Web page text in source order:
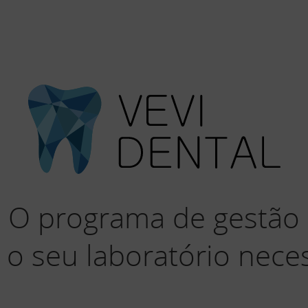
O programa de gestão
seu laboratório